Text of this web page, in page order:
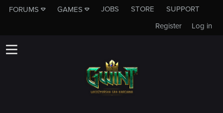
FORUMS GAMES JOBS STORE
SUPPORT
Log in
Register